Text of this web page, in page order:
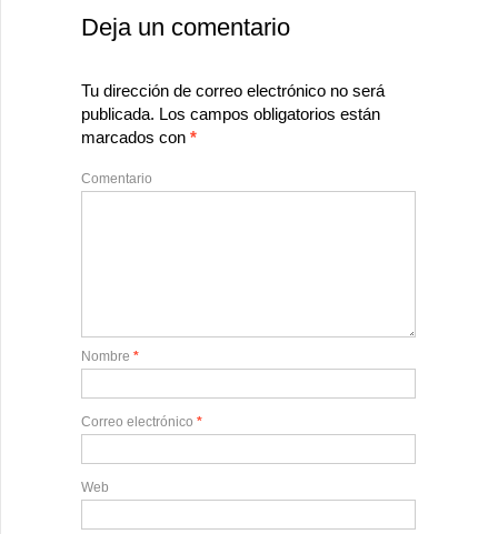
Deja un comentario
Tu dirección de correo electrónico no será
publicada. Los campos obligatorios están
marcados con *
Comentario
Nombre *
Correo electrónico *
Web